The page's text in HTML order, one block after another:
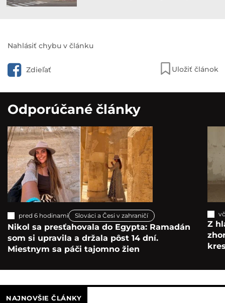
Nahlásiť chybu v článku
Zdieľať Uložiť článok
Odporúčané články
pred 6 hodinami Slováci a Česi v zahraničí
Nikol sa presťahovala do Egypta: Ramadán
som si upravila a držala pôst 14 dní.
Miestnym sa páči tajomno žien
Z
NAJNOVŠIE ČLÁNKY